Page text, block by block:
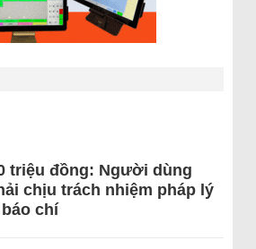
triệu đồng: Người dùng
chịu trách nhiệm pháp lý
chí